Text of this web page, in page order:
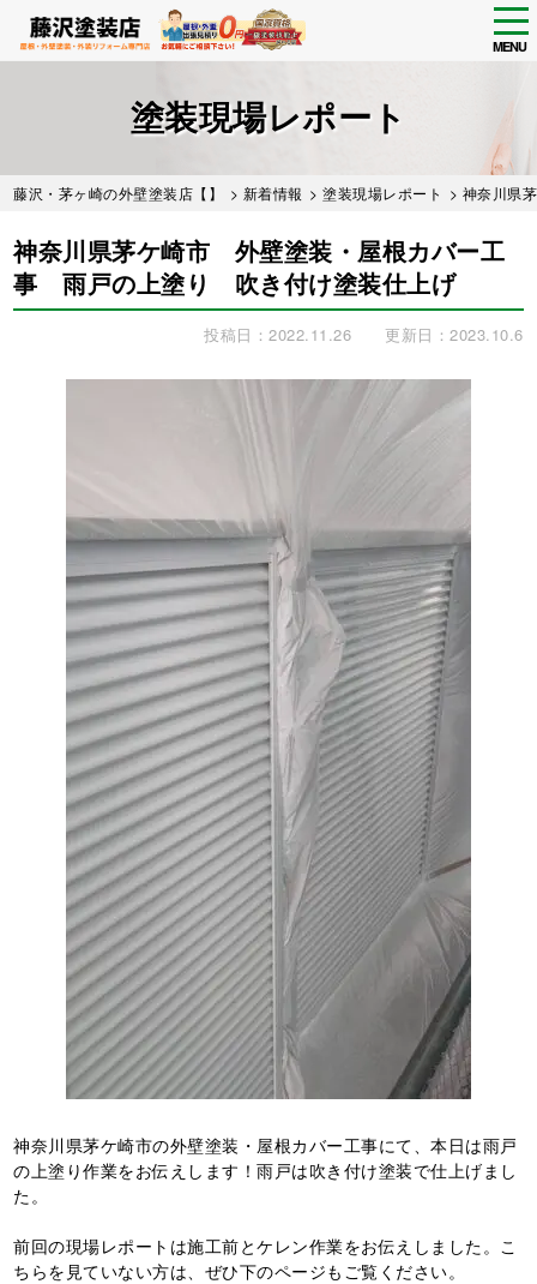
MENU
塗装現場レポート
藤沢・茅ヶ崎の外壁塗装店【】 > 新着情報 >塗装現場レポート > 神奈川県
神奈川県茅ケ崎市 外壁塗装・屋根カバー工
事 雨戸の上塗り 吹き付け塗装仕上げ
投稿日：2022.11.26 更新日：2023.10.6
神奈川県茅ケ崎市の外壁塗装・屋根カバー工事にて、本日は雨戸
の上塗り作業をお伝えします！雨戸は吹き付け塗装で仕上げまし
た。
前回の現場レポートは施工前とケレン作業をお伝えしました。こ
ちらを見ていない方は、ぜひ下のページもご覧ください。